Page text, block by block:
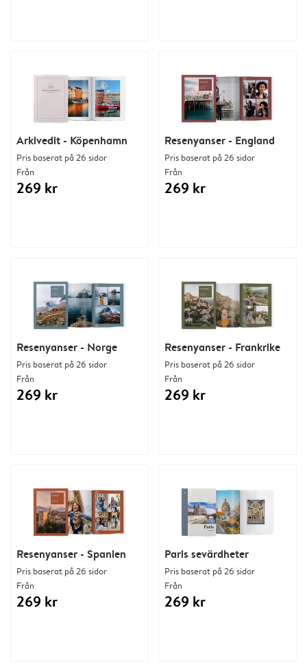
Arkivedit - Köpenhamn
Pris baserat på 26 sidor
Från
269 kr
Resenyanser - Spanien
Pris baserat på 26 sidor
Från
269 kr
Resenyanser - Frankrike
Pris baserat på 26 sidor
Från
269 kr
Resenyanser - England
Pris baserat på 26 sidor
Från
269 kr
Resenyanser - Norge
Pris baserat på 26 sidor
Från
269 kr
Paris sevärdheter
Pris baserat på 26 sidor
Från
269 kr